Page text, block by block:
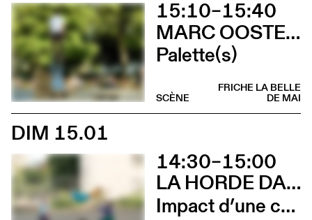
15:10–15:40
MARC OOSTERHOFF
Palette(s)
FRICHE LA BELLE
DE MAI
SCÈNE
DIM 15.01
14:30–15:00
LA HORDE DANS LES PAVÉS
Impact d’une course